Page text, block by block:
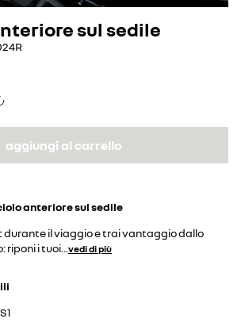
sul sedile
aggiungi al carrello
anteriore sul sedile
durante il viaggio e trai vantaggio dallo
riponi i tuoi vedi di più